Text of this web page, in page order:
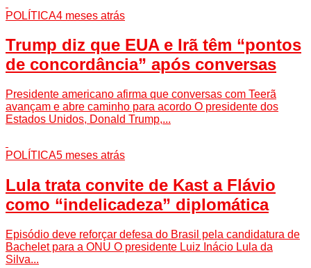
POLÍTICA4 meses atrás
Trump diz que EUA e Irã têm “pontos
de concordância” após conversas
Presidente americano afirma que conversas com Teerã
avançam e abre caminho para acordo O presidente dos
Estados Unidos, Donald Trump,...
POLÍTICA5 meses atrás
Lula trata convite de Kast a Flávio
como “indelicadeza” diplomática
Episódio deve reforçar defesa do Brasil pela candidatura de
Bachelet para a ONU O presidente Luiz Inácio Lula da
Silva...